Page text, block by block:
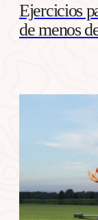
Ejercicios
de menos